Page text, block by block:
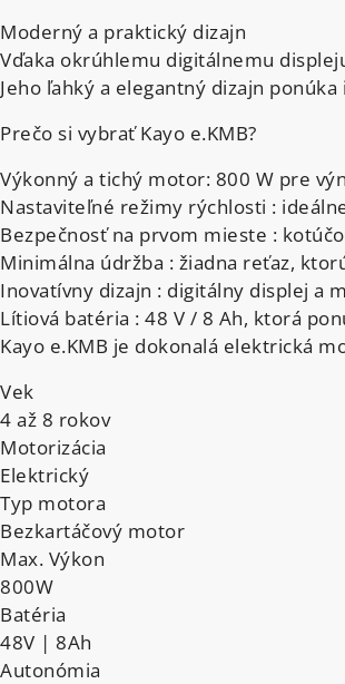
Moderný a praktický dizajn
Vďaka okrúhlemu digitálnemu
Jeho ľahký a elegantný dizajn
Prečo si vybrať Kayo e.KMB?
Výkonný a tichý motor: 800 W pre
Nastaviteľné režimy rýchlosti :
Bezpečnosť na prvom mieste :
Minimálna údržba : žiadna reťaz,
Inovatívny dizajn : digitálny displej a
Lítiová batéria : 48 V / 8 Ah, ktorá
Kayo e.KMB je dokonalá elektrická
Vek
4 až 8 rokov
Motorizácia
Elektrický
Typ motora
Bezkartáčový motor
Max. Výkon
800W
Batéria
48V | 8Ah
Autonómia